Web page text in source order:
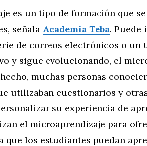
es un tipo de formación que
señala Academia Teba. Puede
de correos electrónicos o un
y sigue evolucionando, el
hecho, muchas personas
utilizaban cuestionarios y
su experiencia de
el microaprendizaje para
que los estudiantes puedan